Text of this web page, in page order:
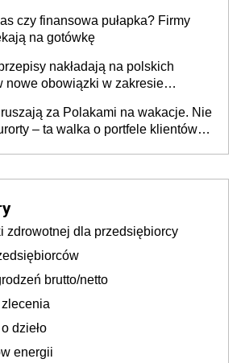
czy finansowa pułapka? Firmy
na gotówkę
nakładają na polskich
nowe obowiązki w zakresie
za Polakami na wakacje. Nie
– ta walka o portfele klientów
zdrowotnej dla przedsiębiorcy
brutto/netto
dzieło
energii